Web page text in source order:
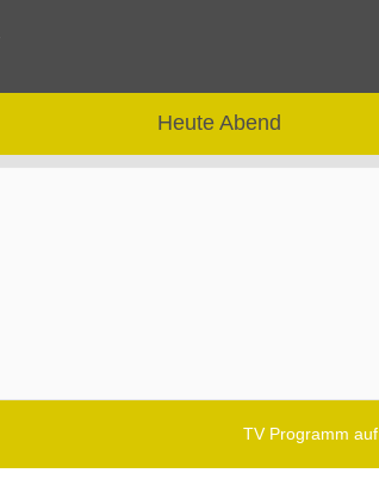
Heute Abend
TV Programm